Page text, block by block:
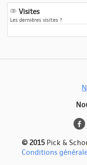
Visites
Les dernières visites ?
© 2015 Pick &
Conditions